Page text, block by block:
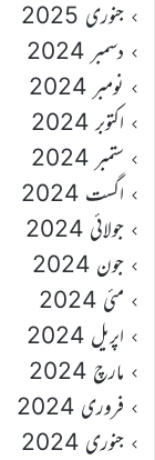
جنوری 2025
دسمبر 2024
نومبر 2024
اکتوبر 2024
ستمبر 2024
اگست 2024
جولائی 2024
جون 2024
مئی 2024
اپریل 2024
مارچ 2024
فروری 2024
جنوری 2024